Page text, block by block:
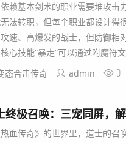
赖基本剑术的职业需要堆攻击
法转职，但每个职业都设计得
速、高爆发的战士，但防御相
心技能“暴走”可以通过附魔符
态合击传奇
admin 0
终极召唤：三宠同屏，解
血传奇》的世界里，道士的召